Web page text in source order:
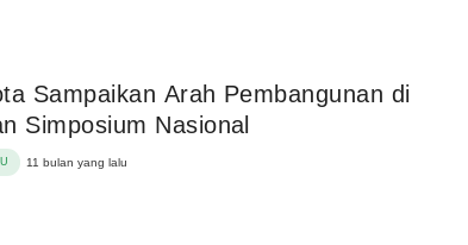
Sampaikan Arah Pembangunan di
Simposium Nasional
11 bulan yang lalu